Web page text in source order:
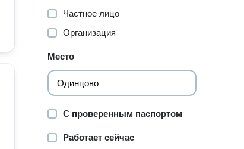
Частное лицо
Организация
Место
С проверенным паспортом
Работает сейчас